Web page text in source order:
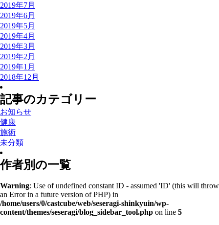
2019年7月
2019年6月
2019年5月
2019年4月
2019年3月
2019年2月
2019年1月
2018年12月
記事のカテゴリー
お知らせ
健康
施術
未分類
作者別の一覧
Warning: Use of undefined constant ID - assumed 'ID' (this will throw
an Error in a future version of PHP) in
/home/users/0/castcube/web/seseragi-shinkyuin/wp-
content/themes/seseragi/blog_sidebar_tool.php on line 5